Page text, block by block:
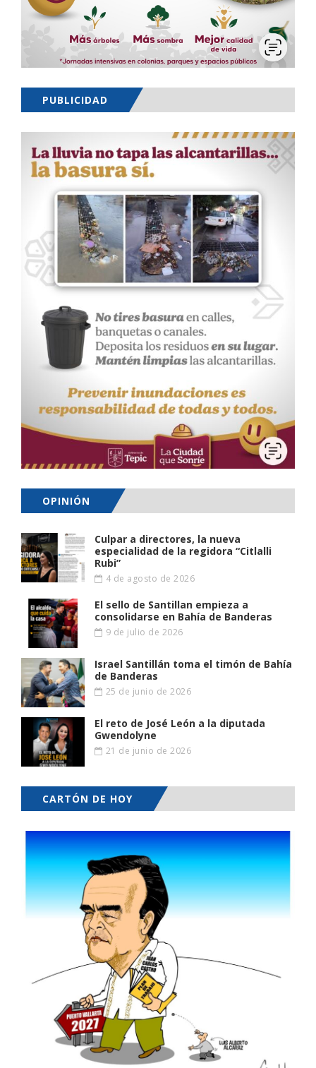
PUBLICIDAD
OPINIÓN
Culpar a directores, la nueva
especialidad de la regidora “Citlalli
Rubi”
4 de agosto de 2026
El sello de Santillan empieza a
consolidarse en Bahía de Banderas
9 de julio de 2026
Israel Santillán toma el timón de Bahía
de Banderas
25 de junio de 2026
El reto de José León a la diputada
Gwendolyne
21 de junio de 2026
CARTÓN DE HOY